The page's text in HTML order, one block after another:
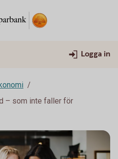
Logga in
– som inte faller för